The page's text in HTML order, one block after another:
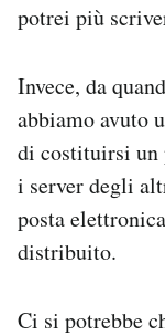
potrei più
Invece, da
abbiamo avuto
di costituirsi un
i server degli
posta
distribuito.
Ci si potrebbe